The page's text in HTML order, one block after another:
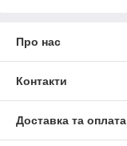
Про нас
Контакти
Доставка та оплата